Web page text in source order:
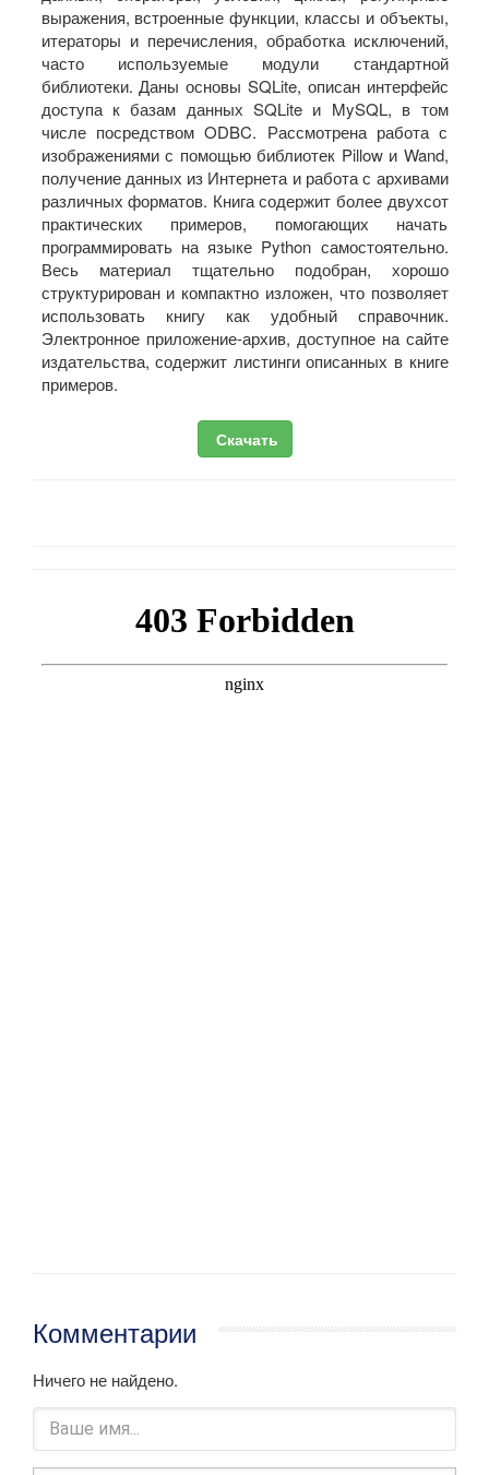
выражения, встроенные функции, классы и объекты,
итераторы и перечисления, обработка исключений,
часто используемые модули стандартной
библиотеки. Даны основы SQLite, описан интерфейс
доступа к базам данных SQLite и MySQL, в том
числе посредством ODBC. Рассмотрена работа с
изображениями с помощью библиотек Pillow и Wand,
получение данных из Интернета и работа с архивами
различных форматов. Книга содержит более двухсот
практических примеров, помогающих начать
программировать на языке Python самостоятельно.
Весь материал тщательно подобран, хорошо
структурирован и компактно изложен, что позволяет
использовать книгу как удобный справочник.
Электронное приложение-архив, доступное на сайте
издательства, содержит листинги описанных в книге
примеров.
Скачать
Комментарии
Ничего не найдено.